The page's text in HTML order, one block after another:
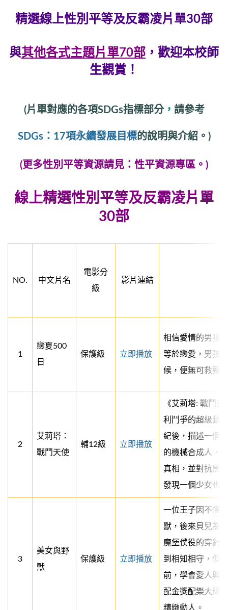
精選線上性別平等及反霸凌片單30部
與其他各式主題片單70部 ， 歡迎本校師
生觀賞！
(片單對應的各項SDGs指標部分， 請參考
SDGs：17項永續發展目標的說明與介紹。)
(更多性別平等資源請見： 性平資源專區 。)
線上精選性別平等及反霸凌片單
30部
NO. 中文片名
電影分
級
影片連結
1
戀夏500
日
保護級 立即播放
相信愛情的男孩
等於戀愛，男孩
候，便無可救藥
2
艾莉塔：
戰鬥天使
輔12級 立即播放
《艾莉塔: 戰鬥
利鬥爭的超級動
紀後，描述一個
的機械合成人，
真相，並對抗黑
發現一個少女也
3
美女與野
獸
保護級 立即播放
一位王子因不懂
獸，後來貝兒為
魔堡僕役的穿針
到相知相守，但
前，學會愛人與
配金獎配樂大師
精緻動人。